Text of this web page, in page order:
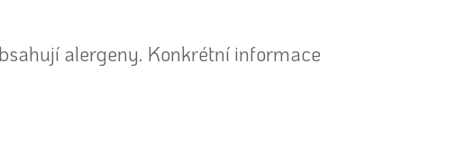
alergeny. Konkrétní informace